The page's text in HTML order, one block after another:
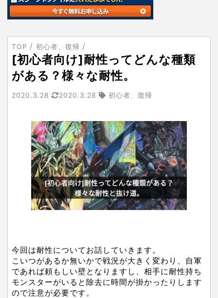
TOP 初心者、復帰
[初心者向け]耐性ってどんな種類
がある？様々な耐性。
2020.3.28 2020.3.28 初心者、復帰
今回は耐性についてお話していきます。
こいつがあるか無いかで戦況が大きく変わり、自軍
であれば頼もしい壁となりますし、相手に耐性持ち
モンスターがいると除去に時間が掛かったりします
ので注意が必要です。